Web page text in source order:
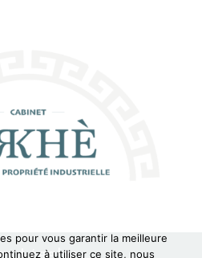
Légales
pour vous garantir la meilleure
à utiliser ce site, nous